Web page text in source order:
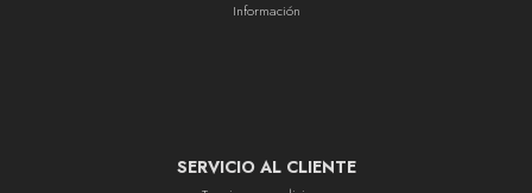
Información
SERVICIO AL CLIENTE